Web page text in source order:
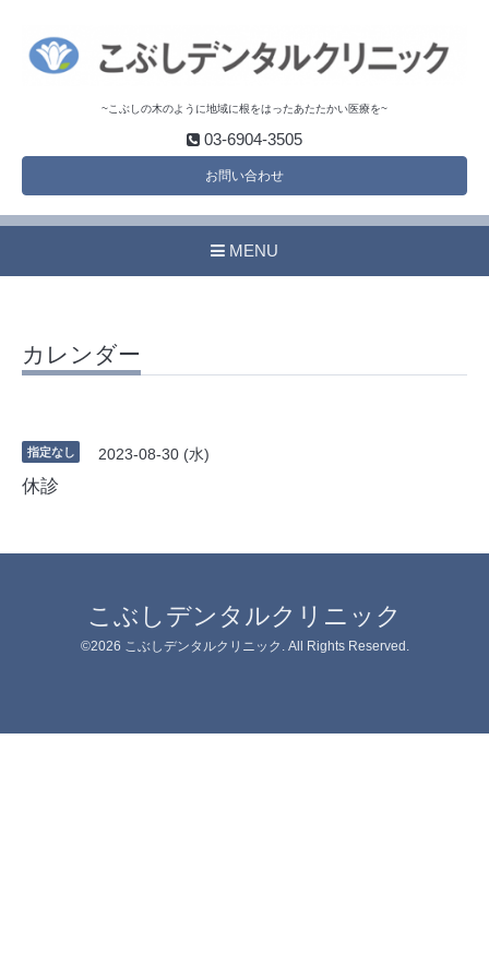
~こぶしの木のように地域に根をはったあたたかい医療を~
03-6904-3505
お問い合わせ
MENU
カレンダー
指定なし 2023-08-30 (水)
休診
こぶしデンタルクリニック
©2026 こぶしデンタルクリニック . All Rights Reserved.